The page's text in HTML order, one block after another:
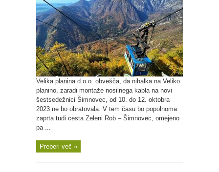
Velika planina d.o.o. obvešča, da nihalka na Veliko
planino, zaradi montaže nosilnega kabla na novi
šestsedežnici Šimnovec, od 10. do 12. oktobra
2023 ne bo obratovala. V tem času bo popolnoma
zaprta tudi cesta Zeleni Rob – Šimnovec, omejeno
pa ...
Preberi več »